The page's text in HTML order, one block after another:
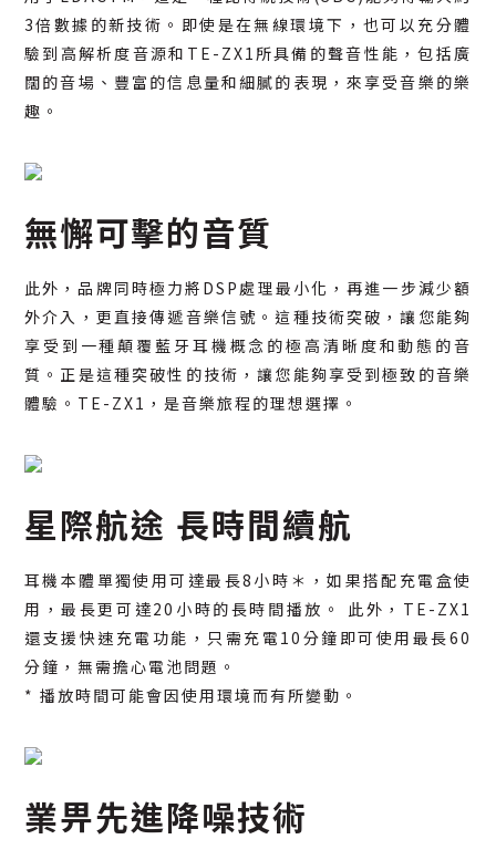
3倍數據的新技術。即使是在無線環境下，也可以充分體
驗到高解析度音源和TE-ZX1所具備的聲音性能，包括廣
闊的音場、豐富的信息量和細膩的表現，來享受音樂的樂
趣。
無懈可擊的音質
此外，品牌同時極力將DSP處理最小化，再進一步減少額
外介入，更直接傳遞音樂信號。這種技術突破，讓您能夠
享受到一種顛覆藍牙耳機概念的極高清晰度和動態的音
質。正是這種突破性的技術，讓您能夠享受到極致的音樂
體驗。TE-ZX1，是音樂旅程的理想選擇。
星際航途 長時間續航
耳機本體單獨使用可達最長8小時＊，如果搭配充電盒使
用，最長更可達20小時的長時間播放。 此外，TE-ZX1
還支援快速充電功能，只需充電10分鐘即可使用最長60
分鐘，無需擔心電池問題。
* 播放時間可能會因使用環境而有所變動。
業畀先進降噪技術